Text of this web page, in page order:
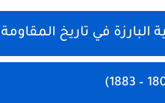
في تاريخ المقاومة